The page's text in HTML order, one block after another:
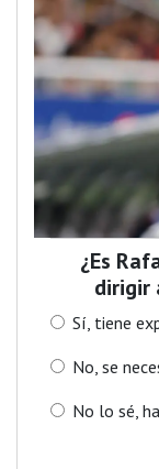
¿Es
dirigir
Sí, tiene
No, se
No lo sé,